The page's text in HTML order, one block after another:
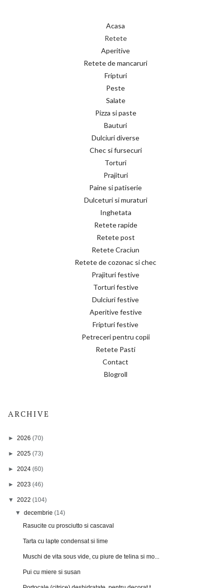
Acasa
Retete
Aperitive
Retete de mancaruri
Fripturi
Peste
Salate
Pizza si paste
Bauturi
Dulciuri diverse
Chec si fursecuri
Torturi
Prajituri
Paine si patiserie
Dulceturi si muraturi
Inghetata
Retete rapide
Retete post
Retete Craciun
Retete de cozonac si chec
Prajituri festive
Torturi festive
Dulciuri festive
Aperitive festive
Fripturi festive
Petreceri pentru copii
Retete Pasti
Contact
Blogroll
ARCHIVE
► 2026 (70)
► 2025 (73)
► 2024 (60)
► 2023 (46)
▼ 2022 (104)
▼decembrie(14)
Rasucite cu prosciutto si cascaval
Tarta cu lapte condensat si lime
Muschi de vita sous vide, cu piure de telina si mo...
Pui cu miere si susan